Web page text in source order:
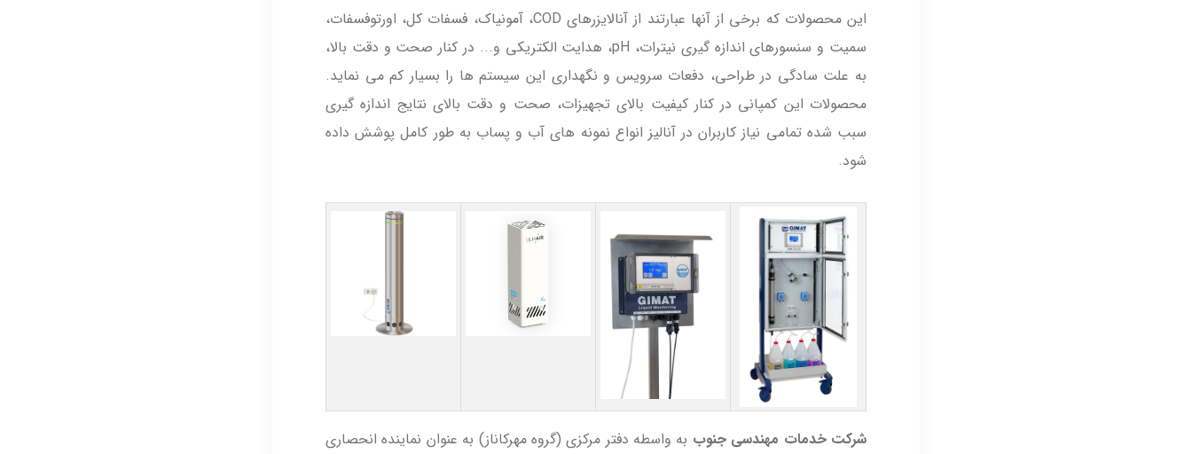
این محصولات که برخی از آنها عبارتند از آنالایزرهای COD، آمونیاک، فسفات کل، اورتوفسفات،
سمیت و سنسورهای اندازه گیری نیترات، pH، هدایت الکتریکی و... در کنار صحت و دقت بالا،
به علت سادگی در طراحی، دفعات سرویس و نگهداری این سیستم ها را بسیار کم می نماید.
محصولات این کمپانی در کنار کیفیت بالای تجهیزات، صحت و دقت بالای نتایج اندازه گیری
سبب شده تمامی نیاز کاربران در آنالیز انواع نمونه های آب و پساب به طور کامل پوشش داده
شود.
شرکت خدمات مهندسی جنوب به واسطه دفتر مرکزی (گروه مهرکاناز) به عنوان نماینده انحصاری